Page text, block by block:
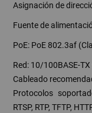
Asignación de
Fuente de
PoE: PoE 802.3af
Red: 10/100BASE-
Cableado
Protocolos
RTSP, RTP, TFTP,